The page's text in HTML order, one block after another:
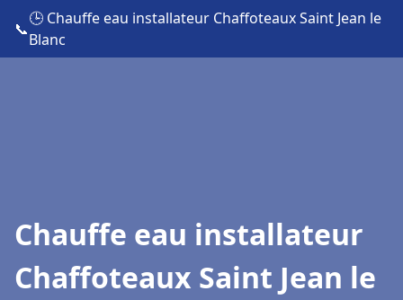
📞
🕒 Chauffe eau installateur Chaffoteaux Saint Jean le
Blanc
Chauffe eau installateur
Chaffoteaux Saint Jean le